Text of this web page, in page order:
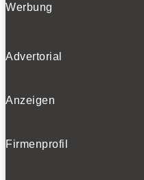
Werbung
Advertorial
Anzeigen
Firmenprofil